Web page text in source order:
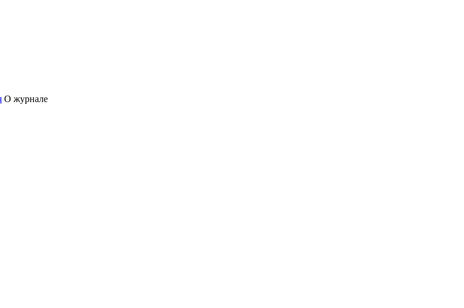
О журнале